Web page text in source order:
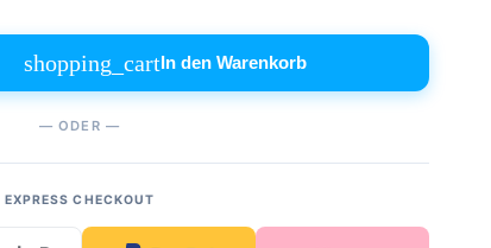
shopping_cartIn den Warenkorb
— ODER —
EXPRESS CHECKOUT